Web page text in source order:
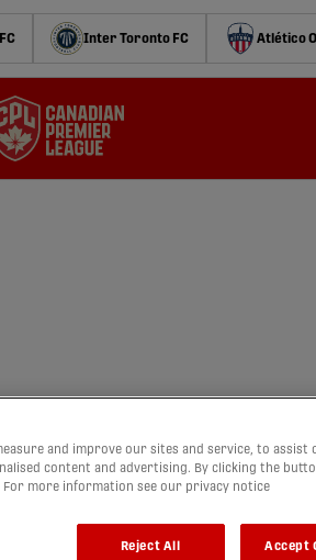
Inter Toronto FC Atlético
and improve our sites and service, to assist
content and advertising. By clicking the
more information see our privacy notice
Reject All Accept